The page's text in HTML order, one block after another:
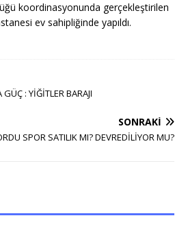
koordinasyonunda gerçekleştirilen
ev sahipliğinde yapıldı.
: YİĞİTLER BARAJI
SONRAKI
SPOR SATILIK MI? DEVREDİLİYOR MU?